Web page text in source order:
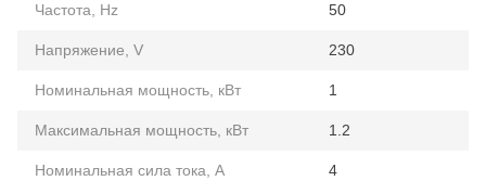
Частота, Hz 50
Напряжение, V 230
Номинальная мощность, кВт 1
Максимальная мощность, кВт 1.2
Номинальная сила тока, А 4